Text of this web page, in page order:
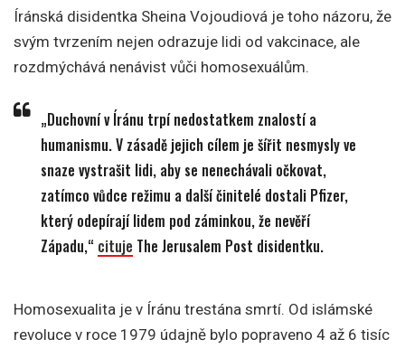
Íránská disidentka Sheina Vojoudiová je toho názoru, že
svým tvrzením nejen odrazuje lidi od vakcinace, ale
rozdmýchává nenávist vůči homosexuálům.
„Duchovní v Íránu trpí nedostatkem znalostí a
humanismu. V zásadě jejich cílem je šířit nesmysly ve
snaze vystrašit lidi, aby se nenechávali očkovat,
zatímco vůdce režimu a další činitelé dostali Pfizer,
který odepírají lidem pod záminkou, že nevěří
Západu,“ cituje The Jerusalem Post disidentku.
Homosexualita je v Íránu trestána smrtí. Od islámské
revoluce v roce 1979 údajně bylo popraveno 4 až 6 tisíc